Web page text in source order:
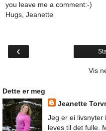
you leave me a comment:-)
Hugs, Jeanette
‹
Vis
Dette er meg
Jeanette
Jeg er ei livsnyter
leves til det fulle.